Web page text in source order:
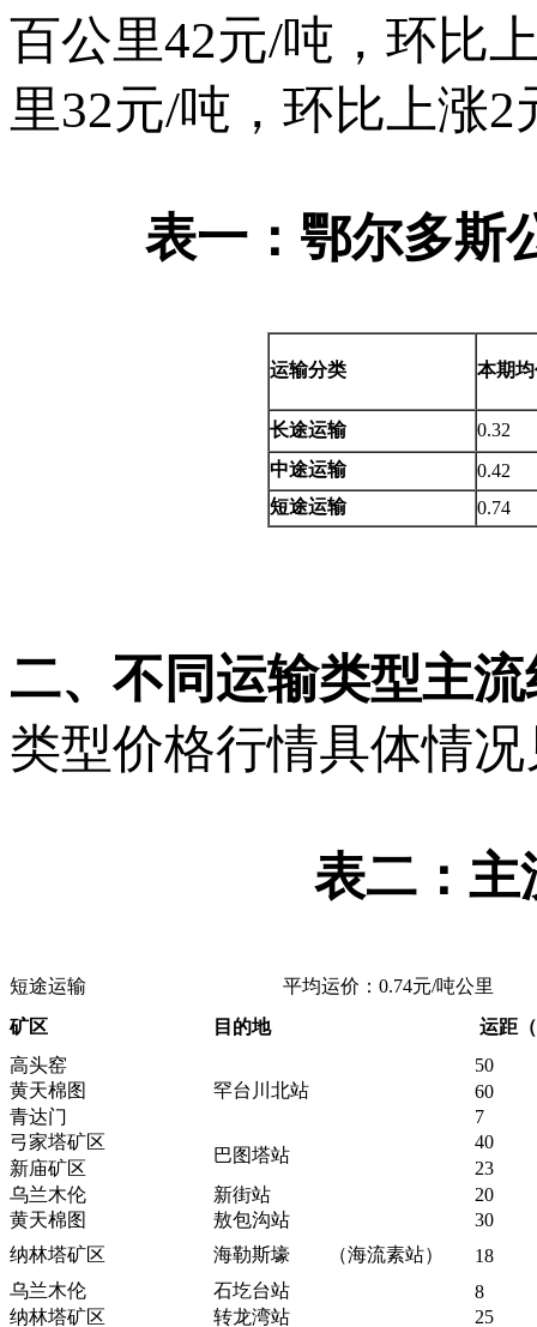
百公里42元/吨，环比
里32元/吨，环比上涨
表一：鄂尔多斯
运输分类 本期
长途运输
0.32
中途运输
0.42
短途运输
0.74
二、不同运输类型主
类型价格行情具体情
表二：主
短途运输 平均运价：0.74元/吨公里
矿区
目的地
运距
高头窑
罕台川北站
50
黄天棉图
60
青达门
7
弓家塔矿区
巴图塔站
40
新庙矿区
23
乌兰木伦
新街站
20
黄天棉图
敖包沟站
30
纳林塔矿区
海勒斯壕 （海流素站）
18
乌兰木伦
石圪台站
8
纳林塔矿区
转龙湾站 25